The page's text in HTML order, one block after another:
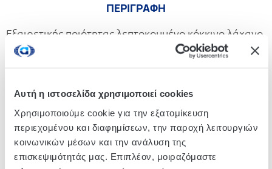
Αυτή η ιστοσελίδα χρησιμοποιεί cookies
Χρησιμοποιούμε cookie για την εξατομίκευση
περιεχομένου και διαφημίσεων, την παροχή λειτουργιών
κοινωνικών μέσων και την ανάλυση της
επισκεψιμότητάς μας. Επιπλέον, μοιραζόμαστε
ΠΕΡΙΓΡΑΦΗ
Εξαιρετικής ποιότητας λεπτοκομμένο κόκκινο λάχανο
με μήλο. Κατάλληλο για vegan διατροφή, χωρίς
συντηρητικά & τεχνητά χρώματα, χωρίς λακτόζη &
Κωδικός :300005
Τεμάχια/Κιβώτιο: 12